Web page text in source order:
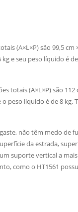
(A×L×P) são 99,5 cm
kg e seu peso líquido é
totais (A×L×P) são 112
o peso líquido é de 8
não têm medo de
da estrada,
suporte vertical a
como o HT1561